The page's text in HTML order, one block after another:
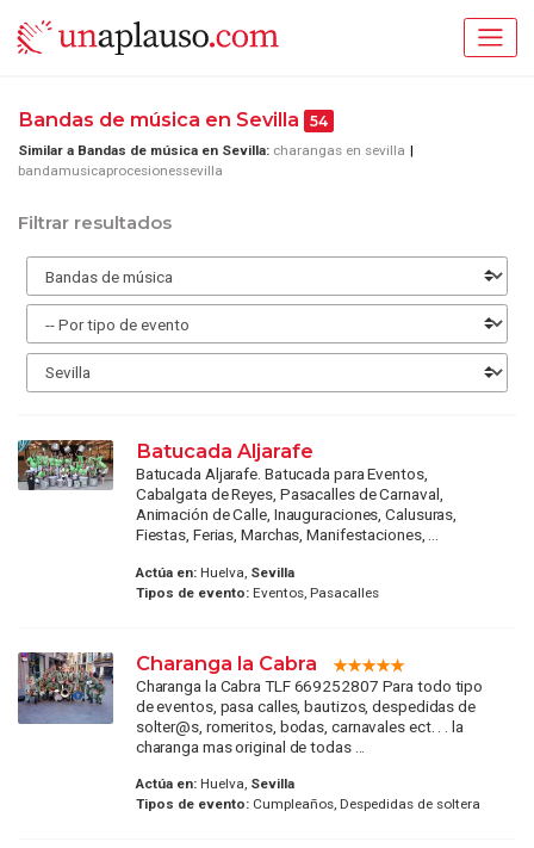
Bandas de música en Sevilla 54
Similar a Bandas de música en Sevilla: charangas en sevilla
bandamusicaprocesionessevilla
Filtrar resultados
Batucada Aljarafe
Batucada Aljarafe. Batucada para Eventos,
Cabalgata de Reyes, Pasacalles de Carnaval,
Animación de Calle, Inauguraciones, Calusuras,
Fiestas, Ferias, Marchas, Manifestaciones, ...
Actúa en:Huelva, Sevilla
Tipos de evento:Eventos, Pasacalles
Charanga la Cabra
Charanga la Cabra TLF 669252807 Para todo tipo
de eventos, pasa calles, bautizos, despedidas de
solter@s, romeritos, bodas, carnavales ect. . . la
charanga mas original de todas ...
Actúa en:Huelva, Sevilla
Tipos de evento:Cumpleaños, Despedidas de soltera